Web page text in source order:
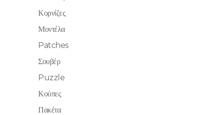
Κορνίζες
Μοντέλα
Patches
Σουβέρ
Puzzle
Κούπες
Πακέτα